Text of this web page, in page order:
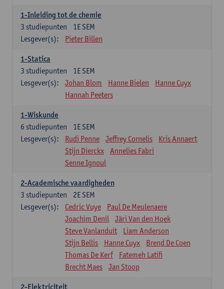
1-Inleiding tot de chemie
1E SEM
3 studiepunten
Lesgever(s):
Pieter Billen
1-Statica
1E SEM
3 studiepunten
Lesgever(s):
Johan Blom Hanne Bielen
Hanne Cuyx
Hannah Peeters
1-Wiskunde
1E SEM
6 studiepunten
Lesgever(s):
Rudi Penne Jeffrey Cornelis
Kris Annaert
Stijn Dierckx
Annelies Fabri
Senne Ignoul
2-Academische vaardigheden
2E SEM
3 studiepunten
Lesgever(s):
Cedric Vuye
Paul De Meulenaere
Joachim Denil
Järi Van den Hoek
Steve Vanlanduit
Liam Anderson
Stijn Bellis
Hanne Cuyx
Brend De Coen
Thomas De Kerf
Fatemeh Latifi
Brecht Maes
Jan Stoop
2-Elektriciteit